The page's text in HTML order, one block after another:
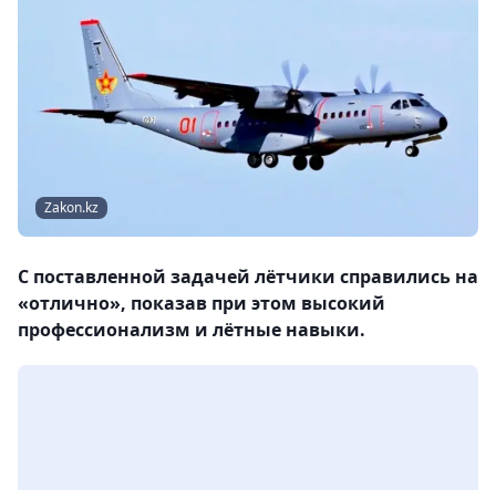
Zakon.kz
С поставленной задачей лётчики справились на
«отлично», показав при этом высокий
профессионализм и лётные навыки.